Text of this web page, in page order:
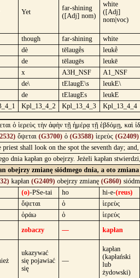
Yet
far-shining
([Adj] nom)
white
([Adj]
nom|voc)
though far-shining
white
dè tēlaugḕs
leukḕ
de tēlaugēs
leukē
x A3H_NSF
A1_NSF
de\ tElaugE\s
leukE\
de tElaugEs
leukE
Kpl_13_4_2 Kpl_13_4_3 Kpl_13_4_4
ὁ ἱερεὺς τὴν ἁφὴν τῇ ἡμέρᾳ τῇ ἑβδόμῃ, καὶ
ὄψεται (G3700) ὁ (G3588) ἱερεὺς (G2409)
priest shall look on the spot the seventh day;
dnia kapłan go obejrzy. Jeżeli kapłan
obejrzy zmianę siódmego dnia, a oto
kapłan (G2409) obejrzy zmianę (G860)
(o)-PSe-tai ho hi-e-(reus)
ὄψεται ὁ
ἱερεὺς
ὁράω ὁ ἱερεύς
zobaczy — kapłan
ukazywać
się pojawiać
się
—
kapłan
(kapłański
lub
żydowski)